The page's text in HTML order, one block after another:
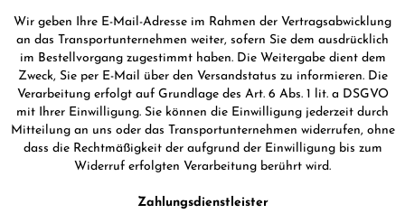
Wir geben Ihre E-Mail-Adresse im Rahmen der Vertragsabwicklung
an das Transportunternehmen weiter, sofern Sie dem ausdrücklich
im Bestellvorgang zugestimmt haben. Die Weitergabe dient dem
Zweck, Sie per E-Mail über den Versandstatus zu informieren. Die
Verarbeitung erfolgt auf Grundlage des Art. 6 Abs. 1 lit. a DSGVO
mit Ihrer Einwilligung. Sie können die Einwilligung jederzeit durch
Mitteilung an uns oder das Transportunternehmen widerrufen, ohne
dass die Rechtmäßigkeit der aufgrund der Einwilligung bis zum
Widerruf erfolgten Verarbeitung berührt wird.
Zahlungsdienstleister